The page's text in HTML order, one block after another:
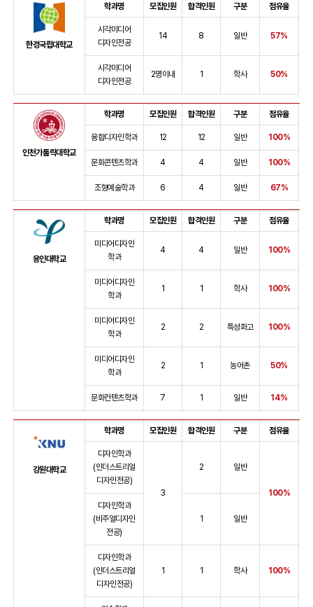
한경국립대학교
학과명 모집인원 합격인원 구분 점유율
시각미디어
디자인전공
14 8 일반 57%
시각미디어
디자인전공
2명이내 1 학사 50%
인천가톨릭대학교
학과명 모집인원 합격인원 구분 점유율
융합디자인학과 12 12 일반 100%
문화콘텐츠학과 4 4 일반 100%
조형예술학과 6 4 일반 67%
용인대학교
학과명 모집인원 합격인원 구분 점유율
미디어디자인
학과
4 4 일반 100%
미디어디자인
학과
1 1 학사 100%
미디어디자인
학과
2 2 특성화고 100%
미디어디자인
학과
2 1 농어촌 50%
문화컨텐츠학과 7 1 일반 14%
강원대학교
학과명 모집인원 합격인원 구분 점유율
디자인학과
(인더스트리얼
디자인전공)
3
2 일반
100%
디자인학과
(비주얼디자인
전공)
1 일반
디자인학과
(인더스트리얼
디자인전공)
1 1 학사 100%